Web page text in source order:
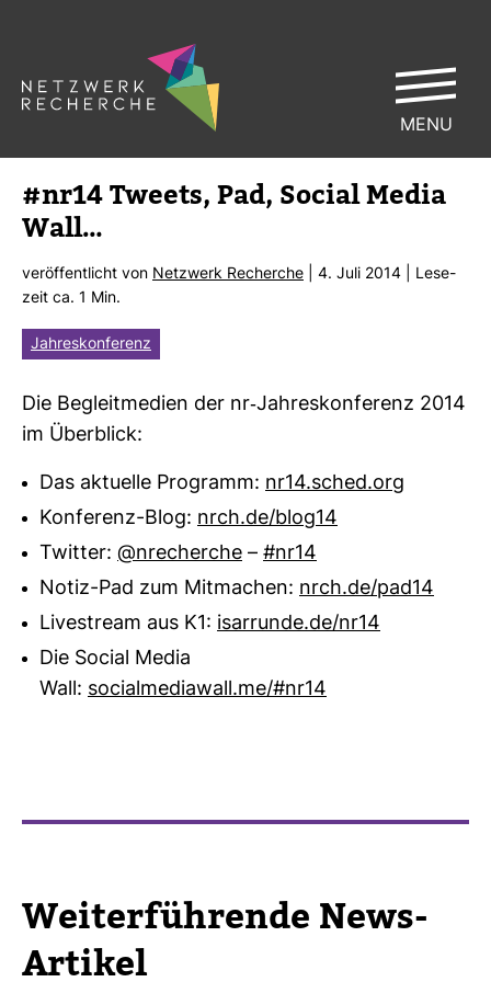
#nr14 Tweets, Pad, Social Media
Wall…
ver­öf­fent­licht von Netz­werk Recherche | 4. Juli 2014 | Lese­
zeit ca. 1 Min.
Jahreskonferenz
Die Begleit­me­dien der nr-​Jah­res­kon­fe­renz 2014
im Über­blick:
Das aktuelle Programm: nr14.sched.org
Konferenz-Blog: nrch.de/blog14
Twitter: @nrecherche – #nr14
Notiz-Pad zum Mitmachen: nrch.de/pad14
Livestream aus K1: isarrunde.de/nr14
Die Social Media
Wall: socialmediawall.me/#nr14
Wei­ter­füh­rende News-​
Artikel
MENU